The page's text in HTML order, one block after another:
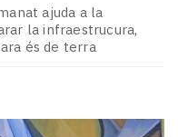
ajuda a la
la infraestrucura,
és de terra